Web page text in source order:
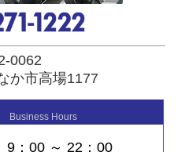
0062
か市高場1177
Business Hours
9：00 ～ 22：00